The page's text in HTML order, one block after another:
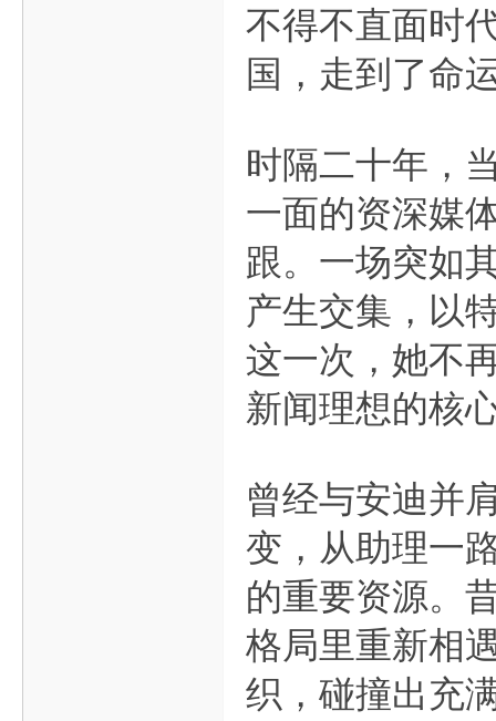
不得不直面时
国，走到了命
时隔二十年，
一面的资深媒
跟。一场突如
产生交集，以
这一次，她不
新闻理想的核
曾经与安迪并
变，从助理一
的重要资源。
格局里重新相
织，碰撞出充